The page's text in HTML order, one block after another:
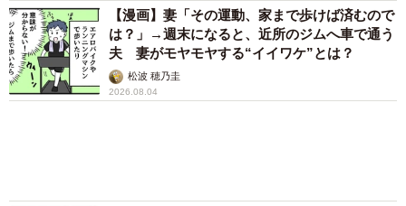
「不謹慎でないかと」実力派歌手、熊本へ支援
物資…運搬トラックの車体デザインにためら
い 「痛いほど伝わる」「行動され立派」
まいどなトピック